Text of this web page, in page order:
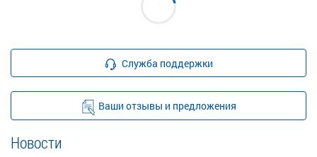
Служба поддержки
Ваши отзывы и предложения
Новости